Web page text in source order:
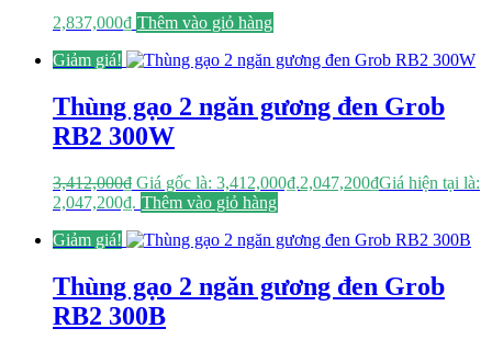
2,837,000₫ Thêm vào giỏ hàng
Giảm giá!
Thùng gạo 2 ngăn gương đen Grob
RB2 300W
3,412,000₫ Giá gốc là: 3,412,000₫.2,047,200₫Giá hiện tại là:
2,047,200₫. Thêm vào giỏ hàng
Giảm giá!
Thùng gạo 2 ngăn gương đen Grob
RB2 300B